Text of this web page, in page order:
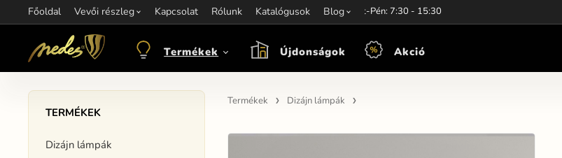
Főoldal Vevői részleg Kapcsolat Rólunk Katalógusok Blog
Információ:objednavkacz@nedes.sk Kapcsolat:+421 907 263 473Munkaidő: Hét-Pén: 7:30 - 15:30
Termékek Újdonságok Akció
TERMÉKEK
Dizájn lámpák
Termékek Dizájn lámpák